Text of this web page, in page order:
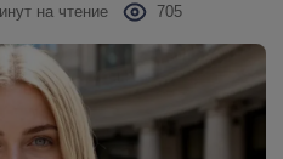
на чтение 705